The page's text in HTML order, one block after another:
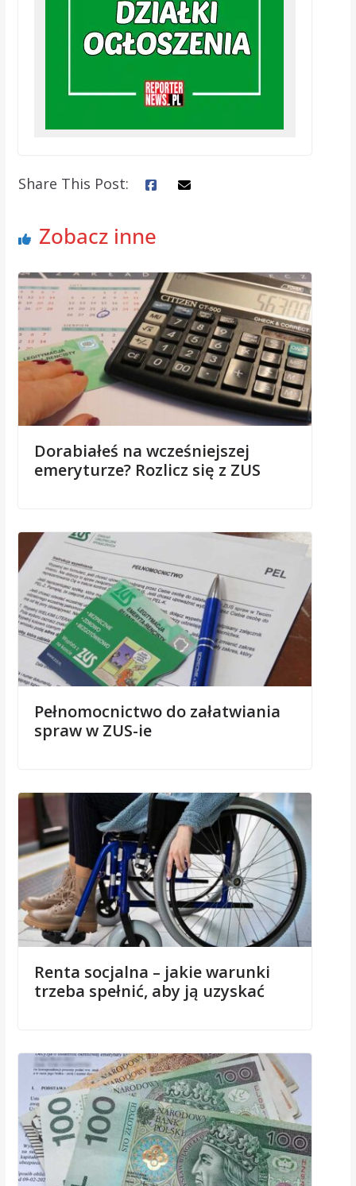
Share This Post:
Zobacz inne
Dorabiałeś na wcześniejszej
emeryturze? Rozlicz się z ZUS
Pełnomocnictwo do załatwiania
spraw w ZUS-ie
Renta socjalna – jakie warunki
trzeba spełnić, aby ją uzyskać